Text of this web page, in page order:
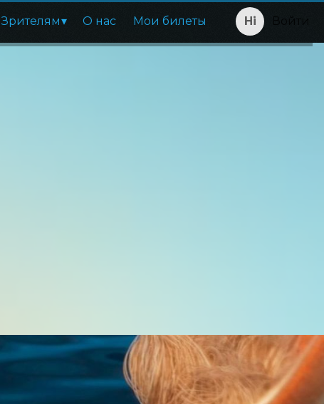
Зрителям О нас Мои билеты